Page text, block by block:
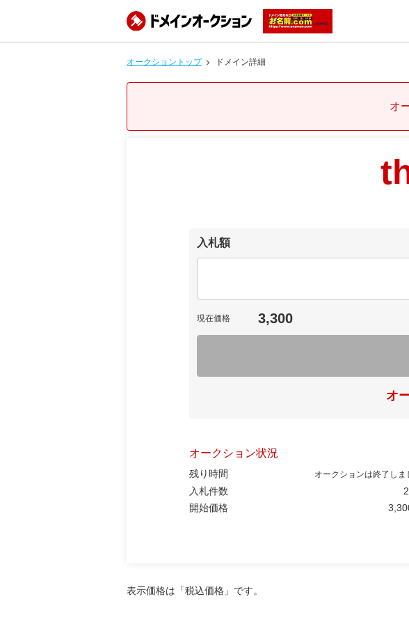
オークショントップ ドメイン詳細
オ
入札額
現在価格 3,300
オ
オークション状況
残り時間 オークションは終了しま
入札件数 2
開始価格
表示価格は「税込価格」です。